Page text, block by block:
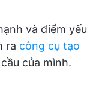
và điểm yếu
ra công cụ tạo
của mình.